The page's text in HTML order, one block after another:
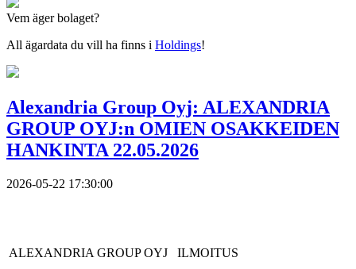
Vem äger bolaget?
All ägardata du vill ha finns i Holdings!
Alexandria Group Oyj: ALEXANDRIA
GROUP OYJ:n OMIEN OSAKKEIDEN
HANKINTA 22.05.2026
2026-05-22 17:30:00
ALEXANDRIA GROUP OYJ ILMOITUS